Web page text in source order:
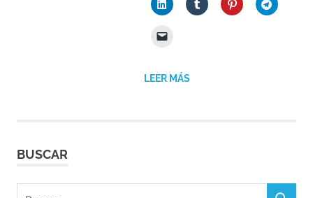
LEER MÁS
BUSCAR